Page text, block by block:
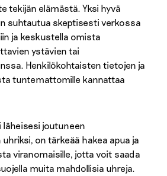
tekijän elämästä. Yksi hyvä
suhtautua skeptisesti verkossa
ja keskustella omista
ystävien tai
Henkilökohtaisten tietojen ja
tuntemattomille kannattaa
joutuneen
on tärkeää hakea apua ja
viranomaisille, jotta voit saada
muita mahdollisia uhreja.